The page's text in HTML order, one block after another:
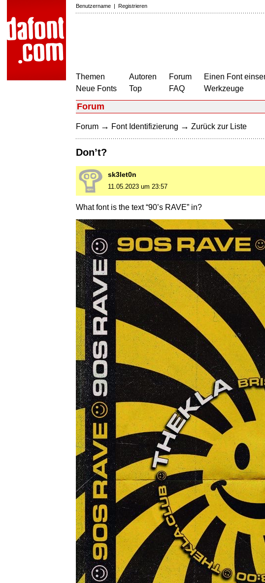
Benutzername | Registrieren
Themen
Neue Fonts
Autoren
Top
Forum
FAQ
Einen Font
Werkzeuge
Forum
Forum → Font Identifizierung → Zurück zur Liste
Don’t?
sk3let0n
11.05.2023 um 23:57
What font is the text “90’s RAVE” in?